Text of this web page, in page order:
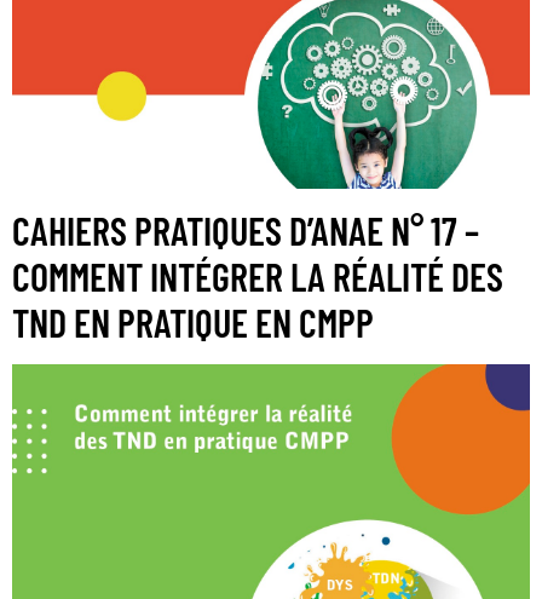
CAHIERS PRATIQUES D’ANAE N° 17 –
COMMENT INTÉGRER LA RÉALITÉ DES
TND EN PRATIQUE EN CMPP